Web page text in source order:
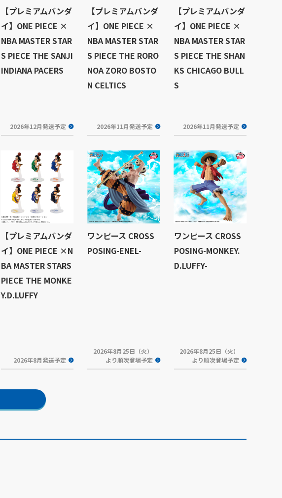
【プレミアムバンダ
イ】ONE PIECE ×
NBA MASTER STAR
S PIECE THE SANJI
INDIANA PACERS
2026年12月発送予定
【プレミアムバンダ
イ】ONE PIECE ×
NBA MASTER STAR
S PIECE THE RORO
NOA ZORO BOSTO
N CELTICS
2026年11月発送予定
【プレミアムバンダ
イ】ONE PIECE ×
NBA MASTER STAR
S PIECE THE SHAN
KS CHICAGO BULL
S
2026年11月発送予定
【プレミアムバンダ
イ】ONE PIECE ×N
BA MASTER STARS
PIECE THE MONKE
Y.D.LUFFY
2026年8月発送予定
ワンピース CROSS
POSING-ENEL-
2026年8月25日（火）
より順次登場予定
ワンピース CROSS
POSING-MONKEY.
D.LUFFY-
2026年8月25日（火）
より順次登場予定